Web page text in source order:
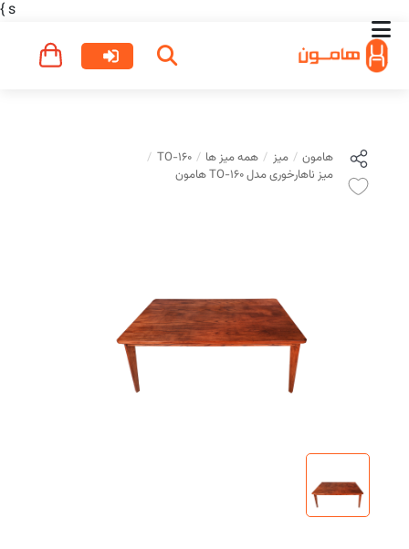
s
}
هامون میز همه میز ها
TO-160
میز ناهارخوری مدل TO-160 هامون